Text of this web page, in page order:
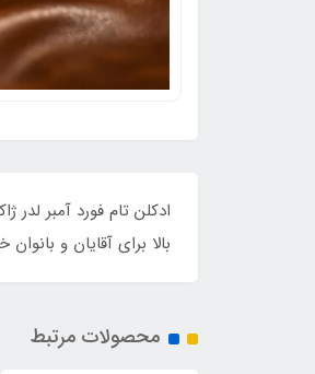
بالا برای آقایان و
محصولات مرتبط